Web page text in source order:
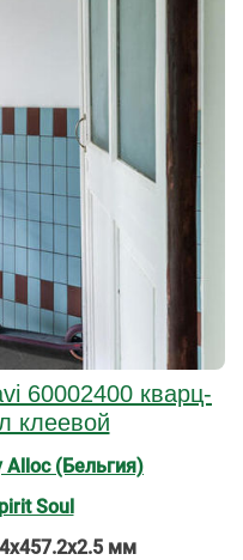
60002400 кварц-
клеевой
Alloc (Бельгия)
Soul
мм